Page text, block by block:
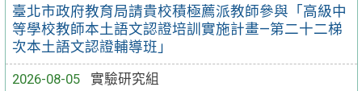
臺北市政府教育局請貴校積極薦派教師參與「高級中
等學校教師本土語文認證培訓實施計畫—第二十二梯
次本土語文認證輔導班」
2026-08-05
實驗研究組